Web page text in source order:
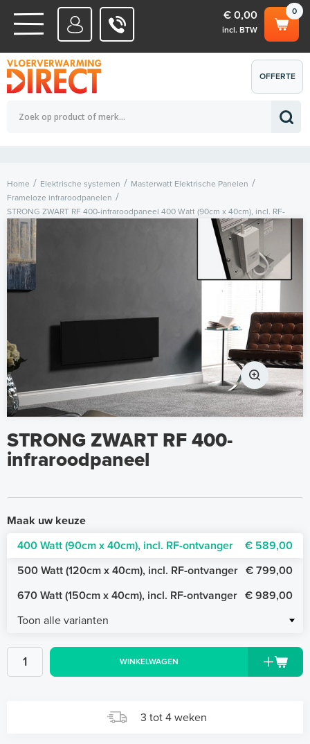
WATERSYSTEMEN
ELEKTRISCHE SYSTEMEN
0
€ 0,00
incl. BTW
Totaalbedrag (incl. BTW) € 0,00
OFFERTE
AANVRAGEN
Home Elektrische systemen
Masterwatt Elektrische Panelen
Frameloze infraroodpanelen
STRONG ZWART RF 400-infraroodpaneel 400 Watt (90cm x 40cm), incl. RF-
ontvanger
STRONG ZWART RF 400-
infraroodpaneel
Maak uw keuze
400 Watt (90cm x 40cm), incl. RF-ontvanger
€ 589,00
500 Watt (120cm x 40cm), incl. RF-ontvanger € 799,00
670 Watt (150cm x 40cm), incl. RF-ontvanger € 989,00
Toon alle varianten
WINKELWAGEN
3 tot 4 weken